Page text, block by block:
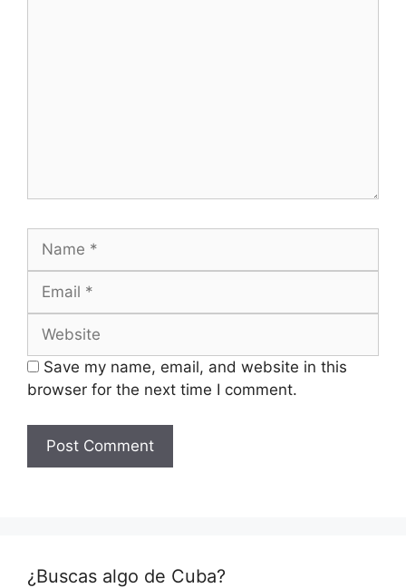
Name
Email
Website
Save my name, email, and website in this
browser for the next time I comment.
¿Buscas algo de Cuba?